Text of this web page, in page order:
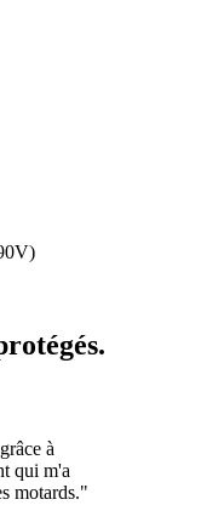
à
qui m'a
motards."